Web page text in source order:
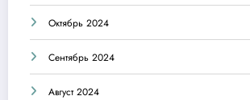
Октябрь 2024
Сентябрь 2024
Август 2024